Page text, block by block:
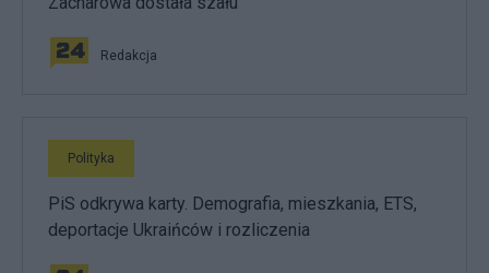
Redakcja
Polityka
PiS odkrywa karty. Demografia, mieszkania, ETS,
deportacje Ukraińców i rozliczenia